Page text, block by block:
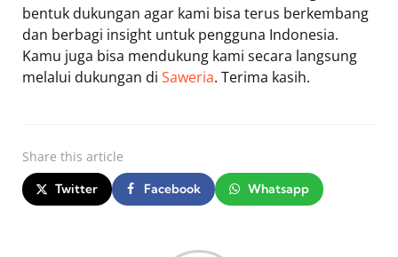
bentuk dukungan agar kami bisa terus berkembang
dan berbagi insight untuk pengguna Indonesia.
Kamu juga bisa mendukung kami secara langsung
melalui dukungan di Saweria. Terima kasih.
Share this article
Twitter Facebook Whatsapp